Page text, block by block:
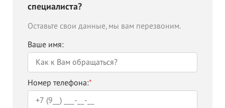
специалиста?
Оставьте свои данные, мы вам перезвоним.
Ваше имя:
Номер телефона:*